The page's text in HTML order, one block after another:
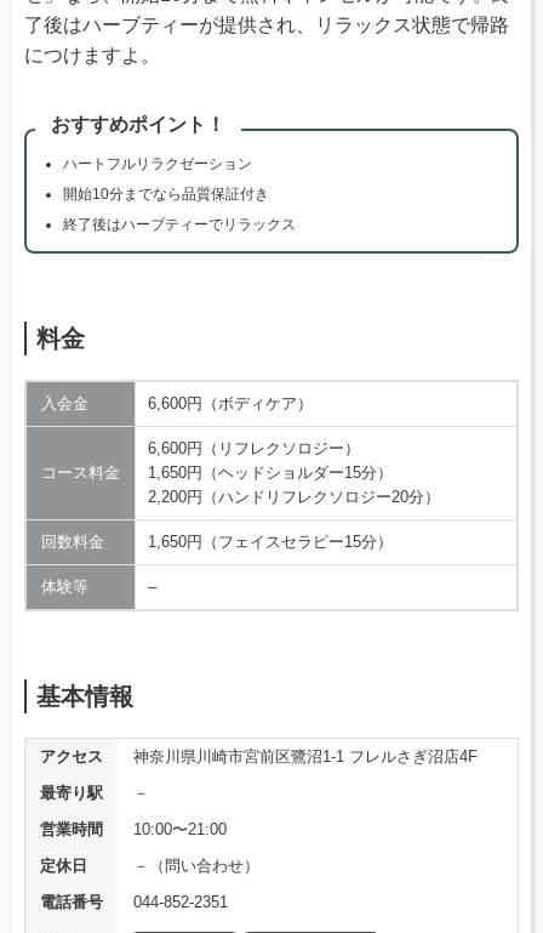
了後はハーブティーが提供され、リラックス状態で帰路
につけますよ。
おすすめポイント！
ハートフルリラクゼーション
開始10分までなら品質保証付き
終了後はハーブティーでリラックス
料金
入会金 6,600円（ボディケア）
コース料金
6,600円（リフレクソロジー）
1,650円（ヘッドショルダー15分）
2,200円（ハンドリフレクソロジー20分）
回数料金 1,650円（フェイスセラピー15分）
体験等 –
基本情報
アクセス
神奈川県川崎市宮前区鷺沼1-1 フレルさぎ沼店4F
最寄り駅
－
営業時間
10:00〜21:00
定休日
－（問い合わせ）
電話番号
044-852-2351